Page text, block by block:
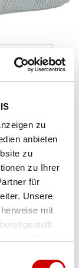
zu
anbieten
zu
zu Ihrer
für
Unsere
mit
Menge